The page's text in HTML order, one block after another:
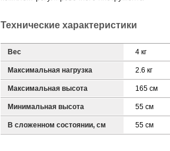
Технические характеристики
Вес 4 кг
Максимальная нагрузка 2.6 кг
Максимальная высота 165 см
Минимальная высота 55 см
В сложенном состоянии, см 55 см